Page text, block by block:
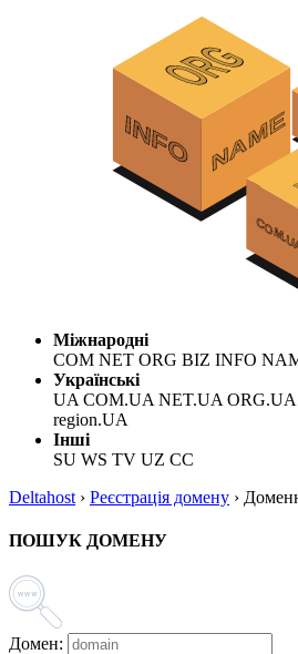
Міжнародні
COM NET ORG BIZ INFO
Українські
UA COM.UA NET.UA
region.UA
Інші
SU WS TV UZ CC
Deltahost › Реєстрація домену ›
ПОШУК ДОМЕНУ
Домен: